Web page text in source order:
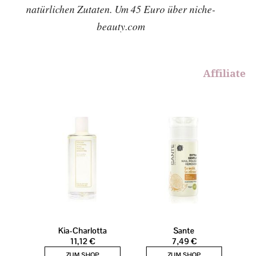
natürlichen Zutaten. Um 45 Euro über niche-
beauty.com
Affiliate